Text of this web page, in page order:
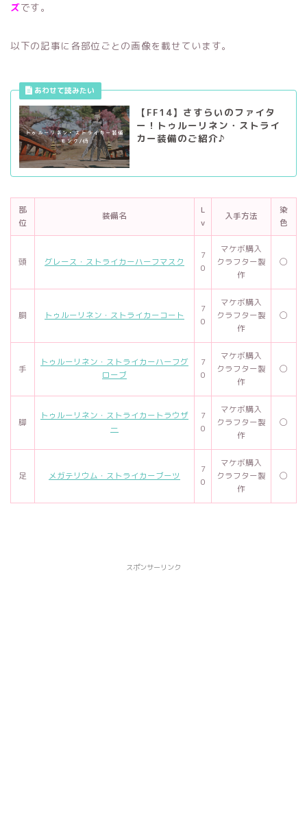
ズです。
以下の記事に各部位ごとの画像を載せています。
【FF14】さすらいのファイタ
ー！トゥルーリネン・ストライ
カー装備のご紹介♪
部
位
装備名
L
v
入手方法
染
色
頭 グレース・ストライカーハーフマスク
7
0
マケボ購入
クラフター製
作
◯
胴 トゥルーリネン・ストライカーコート
7
0
マケボ購入
クラフター製
作
◯
手
トゥルーリネン・ストライカーハーフグ
ローブ
7
0
マケボ購入
クラフター製
作
◯
脚
トゥルーリネン・ストライカートラウザ
ー
7
0
マケボ購入
クラフター製
作
◯
足 メガテリウム・ストライカーブーツ
7
0
マケボ購入
クラフター製
作
◯
スポンサーリンク